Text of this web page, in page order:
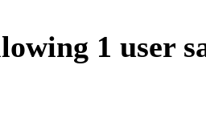
1 user